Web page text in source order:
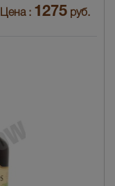
Цена : 1275 руб.